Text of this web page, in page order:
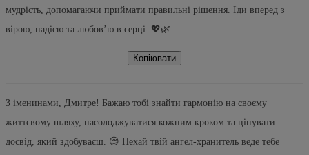
мудрість, допомагаючи приймати правильні рішення. Іди вперед з
вірою, надією та любов’ю в серці. 💖🌿
Копіювати
З іменинами, Дмитре! Бажаю тобі знайти гармонію на своєму
життєвому шляху, насолоджуватися кожним кроком та цінувати
досвід, який здобуваєш. 😌 Нехай твій ангел-хранитель веде тебе